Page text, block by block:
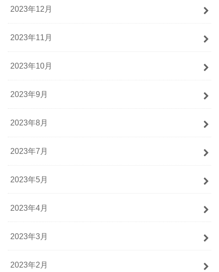
2023年12月
2023年11月
2023年10月
2023年9月
2023年8月
2023年7月
2023年5月
2023年4月
2023年3月
2023年2月